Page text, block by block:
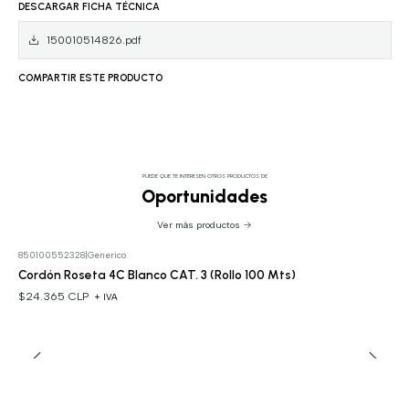
DESCARGAR FICHA TÉCNICA
150010514826.pdf
COMPARTIR ESTE PRODUCTO
PUEDE QUE TE INTERESEN OTROS PRODUCTOS DE
Oportunidades
Ver más productos
850100552328| Generico
Cordón Roseta 4C Blanco CAT. 3 (Rollo 100 Mts)
$24.365 CLP + IVA